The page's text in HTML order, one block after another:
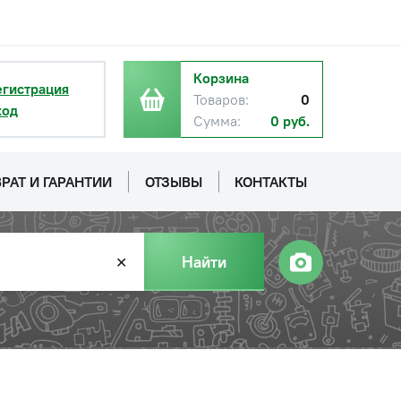
Корзина
Товаров:
0
Сумма:
0 руб.
И ГАРАНТИИ ОТЗЫВЫ КОНТАКТЫ
✕ Найти
руб.
− + Купить
НДС
− + Купить